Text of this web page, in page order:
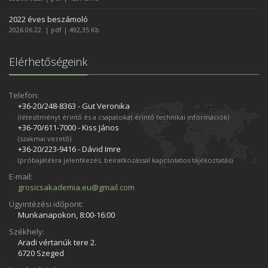
2022 éves beszámoló
2026.06.22. | pdf | 492,35 Kb
Elérhetőségeink
Telefon:
+36-20/248­-8363 - Gut Veronika
(létesítményt érintő és a csapatokat érintő technikai információk)
+36-70/611­-7000 - Kiss János
(szakmai vezető)
+36-20/223­-9416 - Dávid Imre
(próbajátékra jelentkezés, beiratkozással kapcsolatos tájékoztatás)
E-mail:
grosicsakademia.eu@gmail.com
Ügyintézési időpont:
Munkanapokon, 8:00-16:00
Székhely:
Aradi vértanúk tere 2.
6720 Szeged